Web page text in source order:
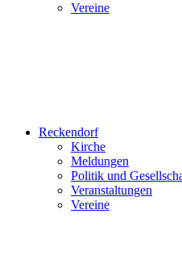
Vereine
Reckendorf
Kirche
Meldungen
Politik und
Veranstaltungen
Vereine